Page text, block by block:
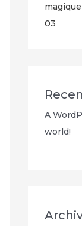
03
A
world!